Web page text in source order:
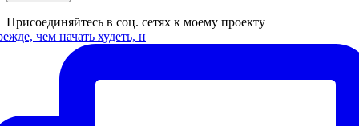
Присоединяйтесь в соц. сетях к моему проекту
чем начать худеть, н